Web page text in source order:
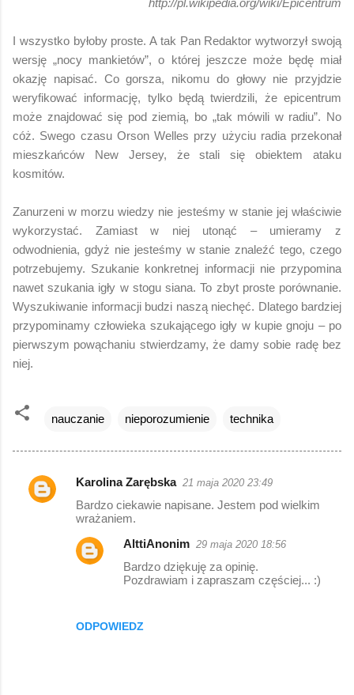
I wszystko byłoby proste. A tak Pan Redaktor wytworzył swoją
wersję „nocy mankietów”, o której jeszcze może będę miał
okazję napisać. Co gorsza, nikomu do głowy nie przyjdzie
weryfikować informację, tylko będą twierdzili, że epicentrum
może znajdować się pod ziemią, bo „tak mówili w radiu”. No
cóż. Swego czasu Orson Welles przy użyciu radia przekonał
mieszkańców New Jersey, że stali się obiektem ataku
kosmitów.
Zanurzeni w morzu wiedzy nie jesteśmy w stanie jej właściwie
wykorzystać. Zamiast w niej utonąć – umieramy z
odwodnienia, gdyż nie jesteśmy w stanie znaleźć tego, czego
potrzebujemy. Szukanie konkretnej informacji nie przypomina
nawet szukania igły w stogu siana. To zbyt proste porównanie.
Wyszukiwanie informacji budzi naszą niechęć. Dlatego bardziej
przypominamy człowieka szukającego igły w kupie gnoju – po
pierwszym powąchaniu stwierdzamy, że damy sobie radę bez
niej.
nauczanie nieporozumienie technika
K
Karolina Zarębska 21 maja 2020 23:49
Bardzo ciekawie napisane. Jestem pod wielkim
wrażaniem.
ODPOWIEDZ
AlttiAnonim 29 maja 2020 18:56
Bardzo dziękuję za opinię.
Pozdrawiam i zapraszam częściej... :)